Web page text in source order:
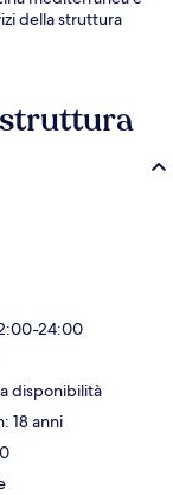
della struttura
24:00
disponibilità
18 anni